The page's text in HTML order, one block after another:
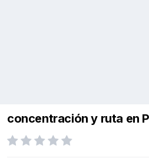
concentración y ruta en